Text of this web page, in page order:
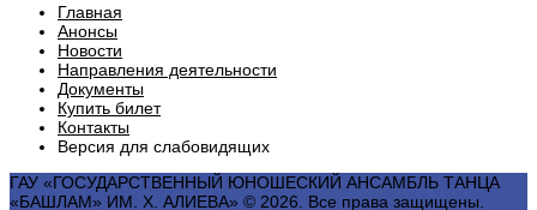
Главная
Анонсы
Новости
Направления деятельности
Документы
Купить билет
Контакты
Версия для слабовидящих
ГАУ «ГОСУДАРСТВЕННЫЙ ЮНОШЕСКИЙ АНСАМБЛЬ ТАНЦА
«БАШЛАМ» ИМ. Х. АЛИЕВА» © 2026. Все права защищены.